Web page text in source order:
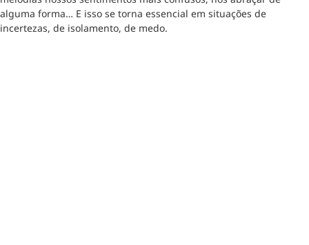
alguma forma… E isso se torna essencial em situações de
incertezas, de isolamento, de medo.